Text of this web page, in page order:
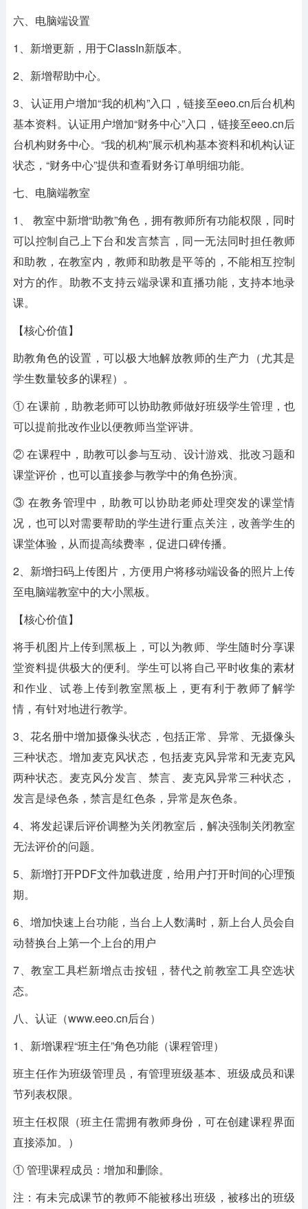
六、电脑端设置
1、新增更新，用于ClassIn新版本。
2、新增帮助中心。
3、认证用户增加“我的机构”入口，链接至eeo.cn后台机构
基本资料。认证用户增加“财务中心”入口，链接至eeo.cn后
台机构财务中心。“我的机构”展示机构基本资料和机构认证
状态，“财务中心”提供和查看财务订单明细功能。
七、电脑端教室
1、 教室中新增“助教”角色，拥有教师所有功能权限，同时
可以控制自己上下台和发言禁言，同一无法同时担任教师
和助教，在教室内，教师和助教是平等的，不能相互控制
对方的作。助教不支持云端录课和直播功能，支持本地录
课。
【核心价值】
助教角色的设置，可以极大地解放教师的生产力（尤其是
学生数量较多的课程）。
① 在课前，助教老师可以协助教师做好班级学生管理，也
可以提前批改作业以便教师当堂评讲。
② 在课程中，助教可以参与互动、设计游戏、批改习题和
课堂评价，也可以直接参与教学中的角色扮演。
③ 在教务管理中，助教可以协助老师处理突发的课堂情
况，也可以对需要帮助的学生进行重点关注，改善学生的
课堂体验，从而提高续费率，促进口碑传播。
2、新增扫码上传图片，方便用户将移动端设备的照片上传
至电脑端教室中的大小黑板。
【核心价值】
将手机图片上传到黑板上，可以为教师、学生随时分享课
堂资料提供极大的便利。学生可以将自己平时收集的素材
和作业、试卷上传到教室黑板上，更有利于教师了解学
情，有针对地进行教学。
3、花名册中增加摄像头状态，包括正常、异常、无摄像头
三种状态。增加麦克风状态，包括麦克风异常和无麦克风
两种状态。麦克风分发言、禁言、麦克风异常三种状态，
发言是绿色条，禁言是红色条，异常是灰色条。
4、将发起课后评价调整为关闭教室后，解决强制关闭教室
无法评价的问题。
5、新增打开PDF文件加载进度，给用户打开时间的心理预
期。
6、增加快速上台功能，当台上人数满时，新上台人员会自
动替换台上第一个上台的用户
7、教室工具栏新增点击按钮，替代之前教室工具空选状
态。
八、认证（www.eeo.cn后台）
1、新增课程“班主任”角色功能（课程管理）
班主任作为班级管理员，有管理班级基本、班级成员和课
节列表权限。
班主任权限（班主任需拥有教师身份，可在创建课程界面
直接添加。）
① 管理课程成员：增加和删除。
注：有未完成课节的教师不能被移出班级，被移出的班级